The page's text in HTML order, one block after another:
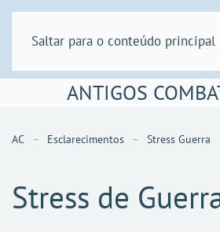
Saltar para o conteúdo principal
ANTIGOS
AC Esclarecimentos Stress Guerra
Stress de